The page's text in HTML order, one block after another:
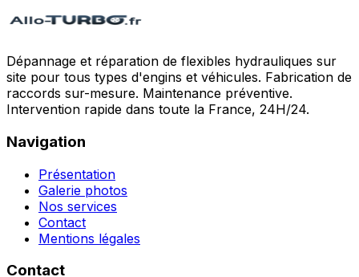
Dépannage et réparation de flexibles hydrauliques sur
site pour tous types d'engins et véhicules. Fabrication de
raccords sur-mesure. Maintenance préventive.
Intervention rapide dans toute la France, 24H/24.
Navigation
Présentation
Galerie photos
Nos services
Contact
Mentions légales
Contact